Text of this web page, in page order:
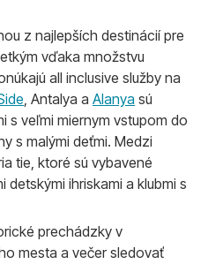
z najlepších destinácií pre
vďaka množstvu
all inclusive služby na
, Antalya a Alanya sú
s veľmi miernym vstupom do
s malými deťmi. Medzi
tie, ktoré sú vybavené
detskými ihriskami a klubmi s
prechádzky v
mesta a večer sledovať